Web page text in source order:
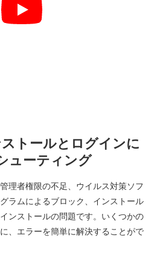
トールとログインに
ューティング
理者権限の不足、ウイルス対策ソフ
ラムによるブロック、インストール
ンストールの問題です。いくつかの
、エラーを簡単に解決することがで